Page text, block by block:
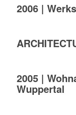
2006 |
2005 |
Wuppertal